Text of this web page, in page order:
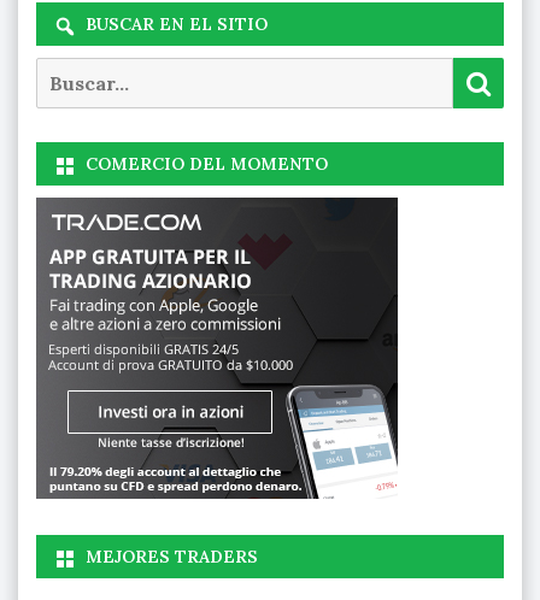
BUSCAR EN EL SITIO
COMERCIO DEL MOMENTO
MEJORES TRADERS